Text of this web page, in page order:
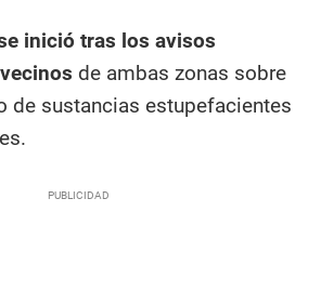
inició tras los avisos
de ambas zonas sobre
de sustancias estupefacientes